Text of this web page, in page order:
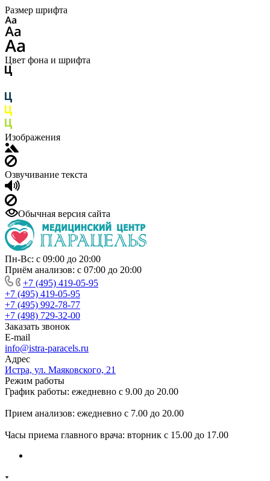
Размер шрифта
Цвет фона и шрифта
Изображения
Озвучивание текста
Обычная версия сайта
Пн-Вс: с 09:00 до 20:00
Приём анализов: с 07:00 до 20:00
+7 (495) 419-05-95
+7 (495) 419-05-95
+7 (495) 992-78-77
+7 (498) 729-32-00
Заказать звонок
E-mail
info@istra-paracels.ru
Адрес
Истра, ул. Маяковского, 21
Режим работы
График работы: ежедневно с 9.00 до 20.00
Прием анализов: ежедневно с 7.00 до 20.00
Часы приема главного врача: вторник с 15.00 до 17.00